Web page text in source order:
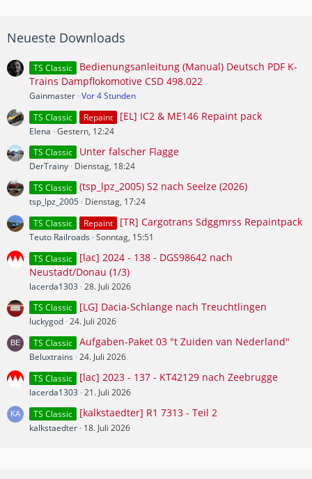
Neueste Downloads
TS Classic
Bedienungsanleitung (Manual) Deutsch PDF K-
Trains Dampflokomotive CSD 498.022
Gainmaster Vor 4 Stunden
TS Classic
Repaint [EL] IC2 & ME146 Repaint pack
Elena Gestern, 12:24
TS Classic
Unter falscher Flagge
DerTrainy Dienstag, 18:24
TS Classic (tsp_lpz_2005) S2 nach Seelze (2026)
tsp_lpz_2005
Dienstag, 17:24
TS Classic
Repaint [TR] Cargotrans Sdggmrss Repaintpack
Teuto Railroads Sonntag, 15:51
TS Classic
[lac] 2024 - 138 - DGS98642 nach
Neustadt/Donau (1/3)
lacerda1303 28. Juli 2026
TS Classic
[LG] Dacia-Schlange nach Treuchtlingen
luckygod 24. Juli 2026
TS Classic Aufgaben-Paket 03 "t Zuiden van Nederland"
Beluxtrains 24. Juli 2026
TS Classic
[lac] 2023 - 137 - KT42129 nach Zeebrugge
lacerda1303 21. Juli 2026
TS Classic
[kalkstaedter] R1 7313 - Teil 2
kalkstaedter 18. Juli 2026